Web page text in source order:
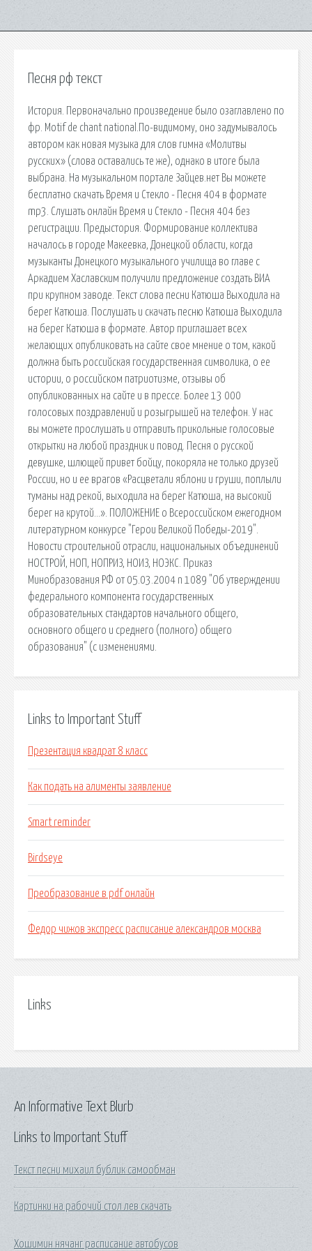
Песня рф текст
История. Первоначально произведение было озаглавлено по
фр. Motif de chant national.По-видимому, оно задумывалось
автором как новая музыка для слов гимна «Молитвы
русских» (слова оставались те же), однако в итоге была
выбрана. На музыкальном портале Зайцев.нет Вы можете
бесплатно скачать Время и Стекло - Песня 404 в формате
mp3. Слушать онлайн Время и Стекло - Песня 404 без
регистрации. Предыстория. Формирование коллектива
началось в городе Макеевка, Донецкой области, когда
музыканты Донецкого музыкального училища во главе с
Аркадием Хаславским получили предложение создать ВИА
при крупном заводе. Текст слова песни Катюша Выходила на
берег Катюша. Послушать и скачать песню Катюша Выходила
на берег Катюша в формате. Автор приглашает всех
желающих опубликовать на сайте свое мнение о том, какой
должна быть российская государственная символика, о ее
истории, о российском патриотизме, отзывы об
опубликованных на сайте и в прессе. Более 13 000
голосовых поздравлений и розыгрышей на телефон. У нас
вы можете прослушать и отправить прикольные голосовые
открытки на любой праздник и повод. Песня о русской
девушке, шлющей привет бойцу, покоряла не только друзей
России, но и ее врагов «Расцветали яблони и груши, поплыли
туманы над рекой, выходила на берег Катюша, на высокий
берег на крутой…». ПОЛОЖЕНИЕ о Всероссийском ежегодном
литературном конкурсе "Герои Великой Победы-2019".
Новости строительной отрасли, национальных объединений
НОСТРОЙ, НОП, НОПРИЗ, НОИЗ, НОЭКС. Приказ
Минобразования РФ от 05.03.2004 n 1089 "Об утверждении
федерального компонента государственных
образовательных стандартов начального общего,
основного общего и среднего (полного) общего
образования" (с изменениями.
Links to Important Stuff
Презентация квадрат 8 класс
Как подать на алименты заявление
Smart reminder
Birdseye
Преобразование в pdf онлайн
Федор чижов экспресс расписание александров москва
Links
Links to Important Stuff
Текст песни михаил бублик самообман
Картинки на рабочий стол лев скачать
Хошимин нячанг расписание автобусов
An Informative Text Blurb